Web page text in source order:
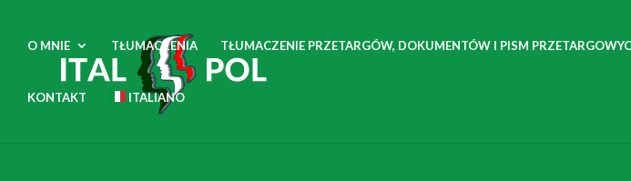
O MNIE TŁUMACZENIA TŁUMACZENIE PRZETARGÓW, DOKUMENTÓW I PISM
KONTAKT ITALIANO